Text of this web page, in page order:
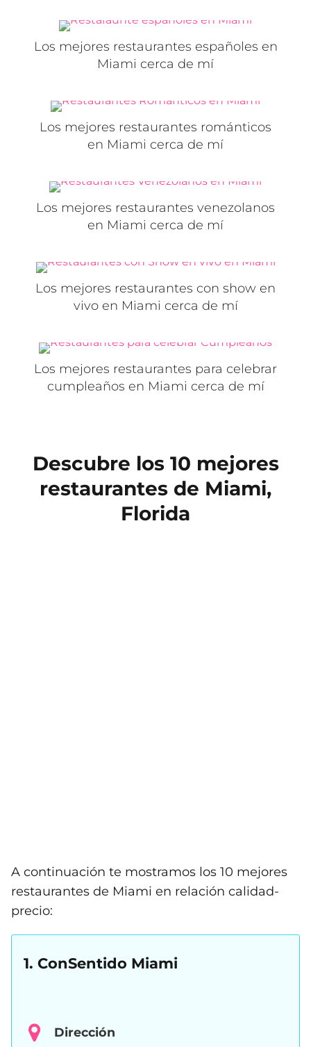
Los mejores restaurantes españoles en
Miami cerca de mí
Los mejores restaurantes románticos
en Miami cerca de mí
Los mejores restaurantes venezolanos
en Miami cerca de mí
Los mejores restaurantes con show en
vivo en Miami cerca de mí
Los mejores restaurantes para celebrar
cumpleaños en Miami cerca de mí
Descubre los 10 mejores
restaurantes de Miami,
Florida
A continuación te mostramos los 10 mejores
restaurantes de Miami en relación calidad-
precio:
1. ConSentido Miami
Dirección